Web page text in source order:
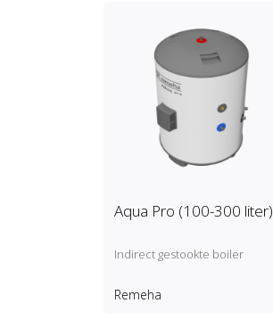
Aqua Pro (100-300 liter)
Indirect gestookte boiler
Remeha